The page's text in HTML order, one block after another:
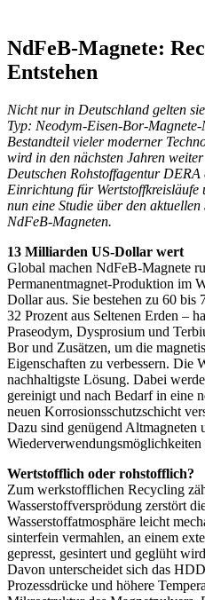
NdFeB-Magnete:
Entstehen
Nicht nur in Deutschland gelten
Typ: Neodym-Eisen-Bor-
Bestandteil vieler moderner
wird in den nächsten Jahren
Deutschen Rohstoffagentur
Einrichtung für Wertstoffkreisläufe
nun eine Studie über den
NdFeB-Magneten.
13 Milliarden US-Dollar wert
Global machen NdFeB-Magnete
Permanentmagnet-Produktion im
Dollar aus. Sie bestehen zu 60 bis
32 Prozent aus Seltenen Erden –
Praseodym, Dysprosium und
Bor und Zusätzen, um die
Eigenschaften zu verbessern. Die
nachhaltigste Lösung. Dabei
gereinigt und nach Bedarf in eine
neuen Korrosionsschutzschicht
Dazu sind genügend Altmagneten
Wertstofflich oder rohstofflich?
Zum werkstofflichen Recycling
Wasserstoffversprödung zerstört
Wasserstoffatmosphäre leicht
sinterfein vermahlen, an einem
gepresst, gesintert und geglüht
Davon unterscheidet sich das
Prozessdrücke und höhere